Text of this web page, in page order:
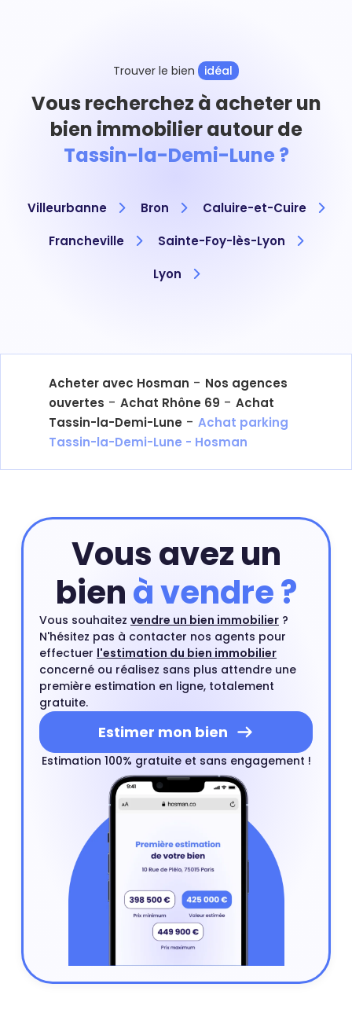
Trouver le bien idéal
Vous recherchez à acheter un
bien immobilier autour de
Tassin-la-Demi-Lune ?
Villeurbanne Bron
Caluire-et-Cuire
Francheville
Sainte-Foy-lès-Lyon
Lyon
Acheter avec Hosman - Nos agences
ouvertes - Achat Rhône 69 - Achat
Tassin-la-Demi-Lune - Achat parking
Tassin-la-Demi-Lune - Hosman
Vous avez un
bienà vendre ?
Vous souhaitez vendre un bien immobilier ?
N'hésitez pas à contacter nos agents pour
effectuer l'estimation du bien immobilier
concerné ou réalisez sans plus attendre une
première estimation en ligne, totalement
gratuite.
Estimer mon bien
Estimation 100% gratuite et sans engagement !